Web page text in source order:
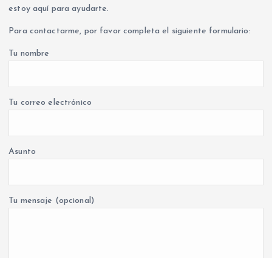
estoy aquí para ayudarte.
Para contactarme, por favor completa el siguiente formulario:
Tu nombre
Tu correo electrónico
Asunto
Tu mensaje (opcional)